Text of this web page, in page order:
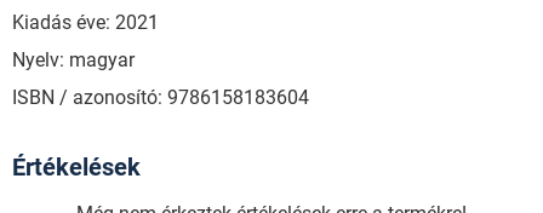
Kiadás éve: 2021
Nyelv: magyar
ISBN / azonosító: 9786158183604
Értékelések